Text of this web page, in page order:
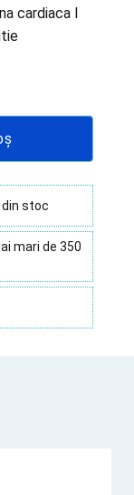
cardiaca I
din stoc
mari de 350